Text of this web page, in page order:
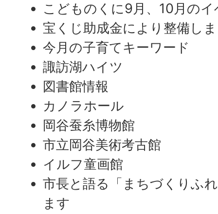
こどものくに9月、10月の
宝くじ助成金により整備し
今月の子育てキーワード
諏訪湖ハイツ
図書館情報
カノラホール
岡谷蚕糸博物館
市立岡谷美術考古館
イルフ童画館
市長と語る「まちづくりふ
ます